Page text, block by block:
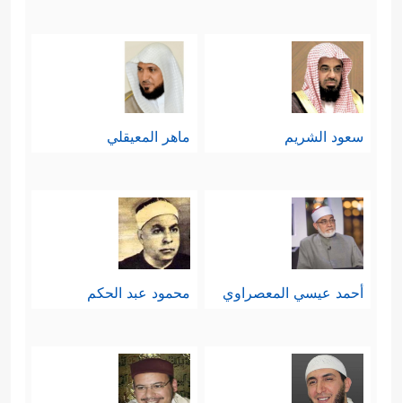
سعود الشريم ماهر المعيقلي
أحمد عيسي المعصراوي محمود عبد الحكم